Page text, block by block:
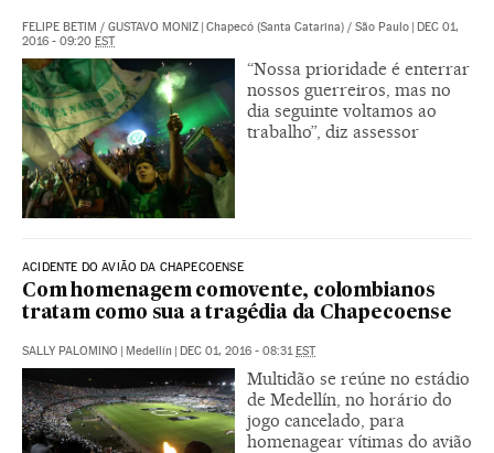
FELIPE BETIM / GUSTAVO MONIZ | Chapecó (Santa Catarina) / São Paulo | DEC 01,
2016 - 09:20 EST
“Nossa prioridade é enterrar
nossos guerreiros, mas no
dia seguinte voltamos ao
trabalho”, diz assessor
ACIDENTE DO AVIÃO DA CHAPECOENSE
Com homenagem comovente, colombianos
tratam como sua a tragédia da Chapecoense
SALLY PALOMINO | Medellín | DEC 01, 2016 - 08:31EST
Multidão se reúne no estádio
de Medellín, no horário do
jogo cancelado, para
homenagear vítimas do avião